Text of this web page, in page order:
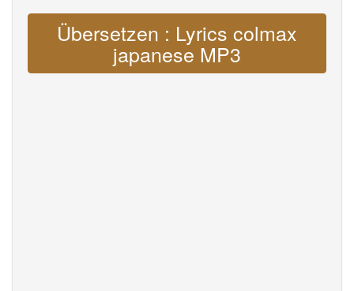
Übersetzen : Lyrics colmax
japanese MP3